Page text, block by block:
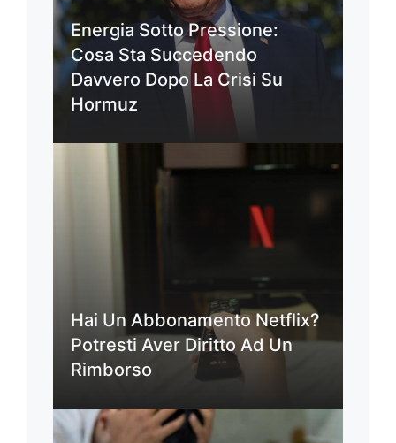
Energia Sotto Pressione:
Cosa Sta Succedendo
Davvero Dopo La Crisi Su
Hormuz
Hai Un Abbonamento Netflix?
Potresti Aver Diritto Ad Un
Rimborso